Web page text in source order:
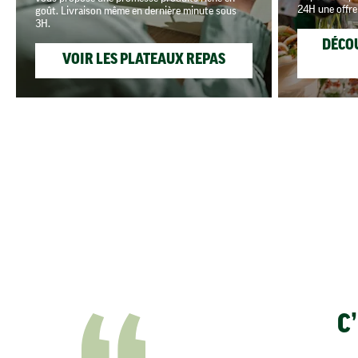
goût. Livraison même en dernière minute sous
3H.
VOIR LES PLATEAUX REPAS
24H une